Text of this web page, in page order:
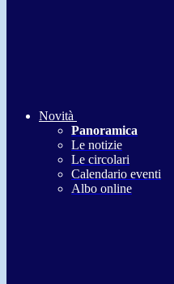
Novità
Panoramica
Le notizie
Le circolari
Calendario eventi
Albo online